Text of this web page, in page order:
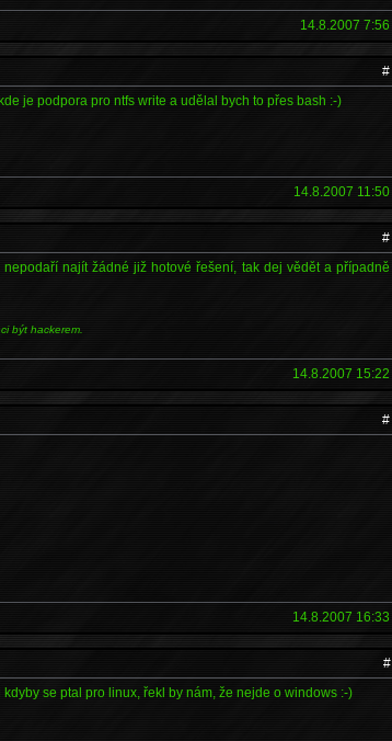
14.8.2007 7:56
#
je podpora pro ntfs write a udělal bych to přes bash :-)
14.8.2007 11:50
#
najít žádné již hotové řešení, tak dej vědět a případně
být hackerem.
14.8.2007 15:22
#
14.8.2007 16:33
#
se ptal pro linux, řekl by nám, že nejde o windows :-)